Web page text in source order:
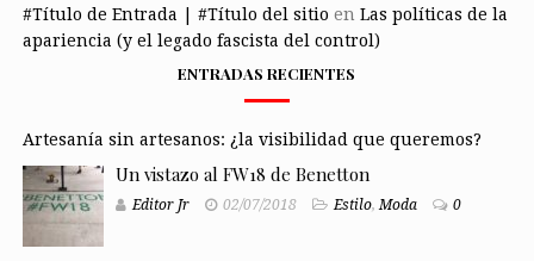
#Título de Entrada | #Título del sitio en Las políticas de la
apariencia (y el legado fascista del control)
ENTRADAS RECIENTES
Artesanía sin artesanos: ¿la visibilidad que queremos?
Un vistazo al FW18 de Benetton
Editor Jr 02/07/2018 Estilo,Moda 0